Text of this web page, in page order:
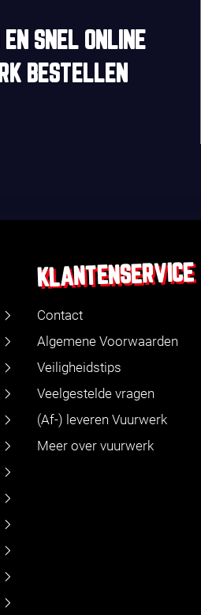
EN SNELONLINE
BESTELLEN
KLANTENSERVICE
Contact
Algemene Voorwaarden
Veiligheidstips
Veelgestelde vragen
(Af-) leveren Vuurwerk
Meer over vuurwerk